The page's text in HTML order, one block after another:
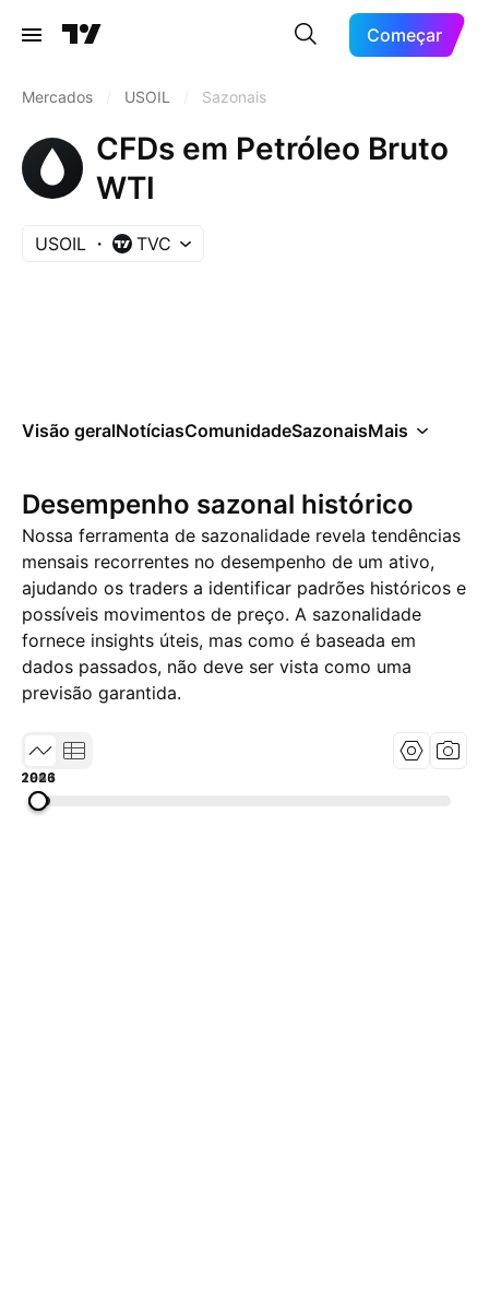
Começar
Mercados USOIL Sazonais
CFDs em Petróleo Bruto
WTI
USOIL TVC
Visão geralNotíciasComunidadeSazonaisMais
Desempenho sazonal histórico
Nossa ferramenta de sazonalidade revela tendências
mensais recorrentes no desempenho de um ativo,
ajudando os traders a identificar padrões históricos e
possíveis movimentos de preço. A sazonalidade
fornece insights úteis, mas como é baseada em
dados passados, não deve ser vista como uma
previsão garantida.
1861
1943
2026